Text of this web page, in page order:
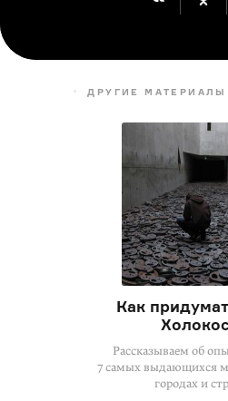
ДРУГИЕ
Как
Рассказываем об
7 самых выдающихся
городах и